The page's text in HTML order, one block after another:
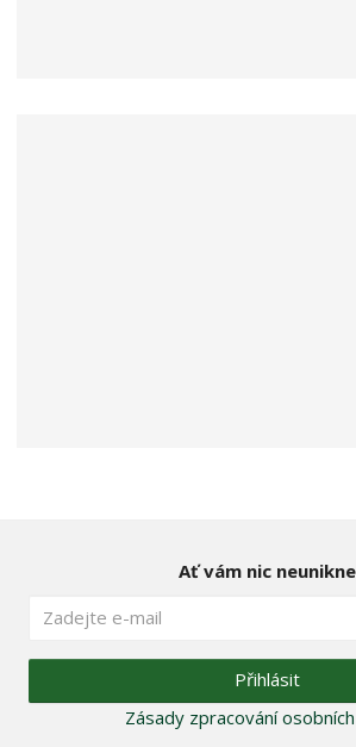
Ať vám nic neunikne
Přihlásit
Zásady zpracování